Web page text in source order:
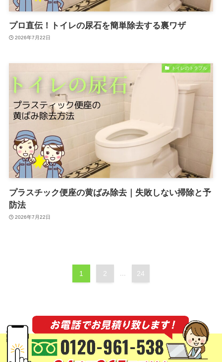
プロ直伝！トイレの尿石を簡単除去する裏ワザ
2026年7月22日
トイレのトラブル
プラスチック便座の黄ばみ除去｜失敗しない掃除と予
防法
2026年7月22日
1 2 ... 24